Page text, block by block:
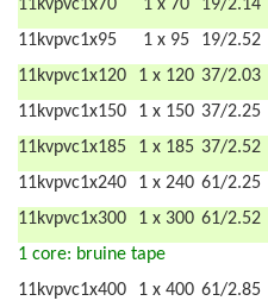
11kvpvc1x70 1 x 70 19/2.14
11kvpvc1x95
1 x 95 19/2.52
11kvpvc1x120
1 x 120 37/2.03
11kvpvc1x150
1 x 150 37/2.25
11kvpvc1x185
1 x 185 37/2.52
11kvpvc1x240
1 x 240 61/2.25
11kvpvc1x300
1 x 300 61/2.52
1 core: bruine tape
11kvpvc1x400
1 x 400 61/2.85